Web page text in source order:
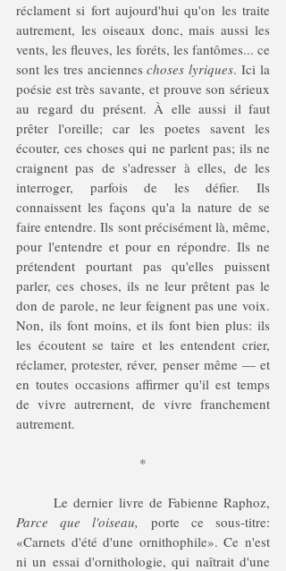
réclament si fort aujourd'hui qu'on les traite
autrement, les oiseaux donc, mais aussi les
vents, les fleuves, les foréts, les fantômes... ce
sont les tres anciennes choses lyriques. Ici la
poésie est très savante, et prouve son sérieux
au regard du présent. À elle aussi il faut
prêter l'oreille; car les poetes savent les
écouter, ces choses qui ne parlent pas; ils ne
craignent pas de s'adresser à elles, de les
interroger, parfois de les défier. Ils
connaissent les façons qu'a la nature de se
faire entendre. Ils sont précisément là, même,
pour l'entendre et pour en répondre. Ils ne
prétendent pourtant pas qu'elles puissent
parler, ces choses, ils ne leur prêtent pas le
don de parole, ne leur feignent pas une voix.
Non, ils font moins, et ils font bien plus: ils
les écoutent se taire et les entendent crier,
réclamer, protester, réver, penser même — et
en toutes occasions affirmer qu'il est temps
de vivre autrernent, de vivre franchement
autrement.
*
Parce que l'oiseau,
porte ce sous-titre:
«Carnets d'été d'une ornithophile». Ce n'est
ni un essai d'ornithologie, qui naîtrait d'une